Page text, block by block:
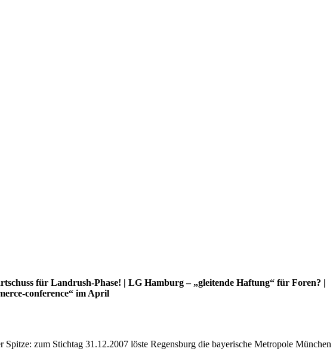
für Landrush-Phase! | LG Hamburg – „gleitende Haftung“ für Foren? |
conference“ im April
zum Stichtag 31.12.2007 löste Regensburg die bayerische Metropole München